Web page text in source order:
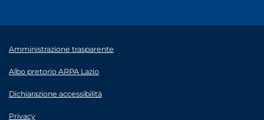
Amministrazione trasparente
Albo pretorio ARPA Lazio
Dichiarazione accessibilità
Privacy